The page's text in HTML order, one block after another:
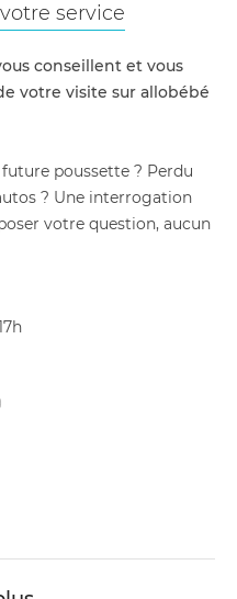
service
conseillent et vous
votre visite sur allobébé
poussette ? Perdu
? Une interrogation
votre question, aucun